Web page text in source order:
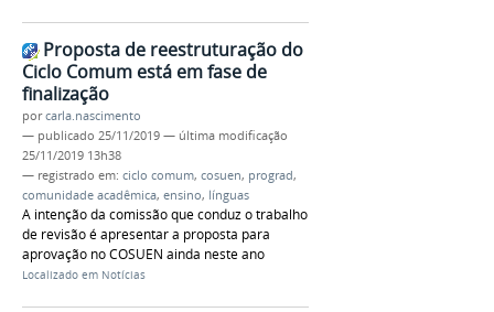
Proposta de reestruturação do
Ciclo Comum está em fase de
finalização
porcarla.nascimento
— publicado 25/11/2019 — última modificação
25/11/2019 13h38
— registrado em: ciclo comum, cosuen, prograd,
comunidade acadêmica, ensino, línguas
A intenção da comissão que conduz o trabalho
de revisão é apresentar a proposta para
aprovação no COSUEN ainda neste ano
Localizado em Notícias